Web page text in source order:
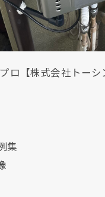
ロ【株式会社トーシ
集